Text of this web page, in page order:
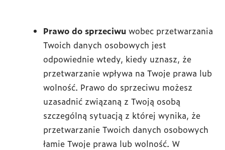
Prawo do sprzeciwu wobec przetwarzania
Twoich danych osobowych jest
odpowiednie wtedy, kiedy uznasz, że
przetwarzanie wpływa na Twoje prawa lub
wolność. Prawo do sprzeciwu możesz
uzasadnić związaną z Twoją osobą
szczególną sytuacją z której wynika, że
przetwarzanie Twoich danych osobowych
łamie Twoje prawa lub wolność. W